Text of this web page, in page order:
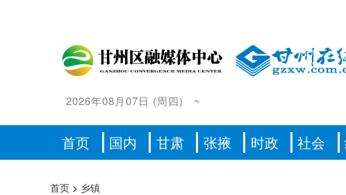
2026年08月07日 (周四) ~
首页 国内 甘肃 张掖 时政 社会
首页 > 乡镇